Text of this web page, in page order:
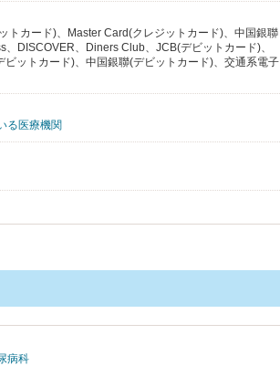
トカード)、Master Card(クレジットカード)、中国銀聯
DISCOVER、Diners Club、JCB(デビットカード)、
ットカード)、中国銀聯(デビットカード)、交通系電子
る医療機関
病科